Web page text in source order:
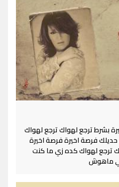
بشرط ترجع لهواك ترجع لهواك
فرصة اخيرة فرصة اخيرة
ترجع لهواك كده زي ما كنت
ماهوش